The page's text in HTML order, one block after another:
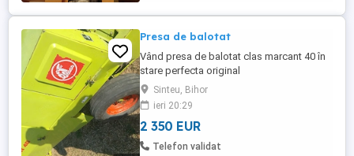
Presa de balotat
Vând presa de balotat clas marcant 40 în
stare perfecta original
Sinteu, Bihor
ieri 20:29
2 350 EUR
Telefon validat